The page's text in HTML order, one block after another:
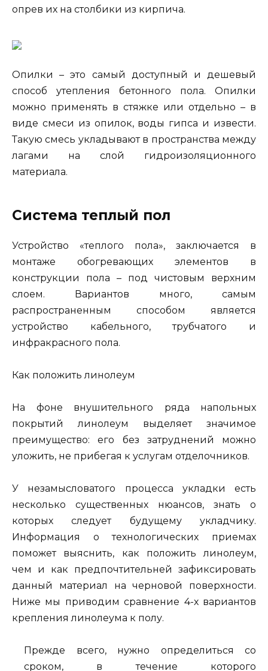
опрев их на столбики из кирпича.
Опилки – это самый доступный и дешевый
способ утепления бетонного пола. Опилки
можно применять в стяжке или отдельно – в
виде смеси из опилок, воды гипса и извести.
Такую смесь укладывают в пространства между
лагами на слой гидроизоляционного
материала.
Система теплый пол
Устройство «теплого пола», заключается в
монтаже обогревающих элементов в
конструкции пола – под чистовым верхним
слоем. Вариантов много, самым
распространенным способом является
устройство кабельного, трубчатого и
инфракрасного пола.
Как положить линолеум
На фоне внушительного ряда напольных
покрытий линолеум выделяет значимое
преимущество: его без затруднений можно
уложить, не прибегая к услугам отделочников.
У незамысловатого процесса укладки есть
несколько существенных нюансов, знать о
которых следует будущему укладчику.
Информация о технологических приемах
поможет выяснить, как положить линолеум,
чем и как предпочтительней зафиксировать
данный материал на черновой поверхности.
Ниже мы приводим сравнение 4-х вариантов
крепления линолеума к полу.
Прежде всего, нужно определиться со
сроком, в течение которого